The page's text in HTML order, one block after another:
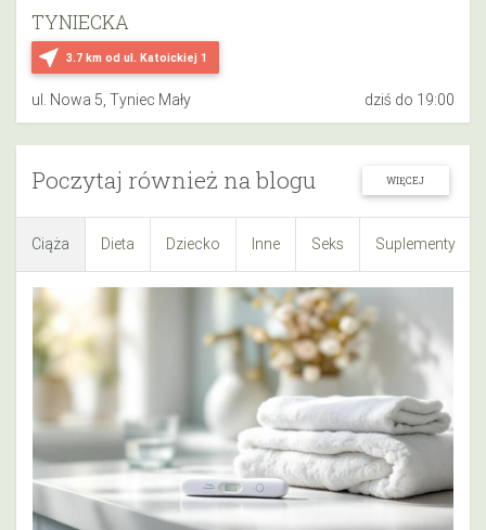
near_me 3.7 km od ul. Katoickiej 1
TYNIECKA
ul. Nowa 5, Tyniec Mały dziś do 19:00
Poczytaj również na blogu WIĘCEJ
Ciąża Dieta Dziecko Inne Seks Suplementy